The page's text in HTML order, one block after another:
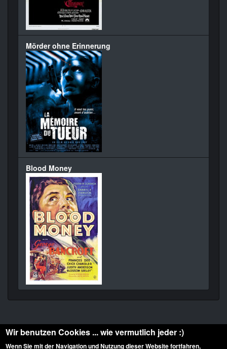
Mörder ohne Erinnerung
Blood Money
Wir benutzen Cookies ... wie vermutlich jeder :)
Wenn Sie mit der Navigation und Nutzung dieser Website fortfahren,